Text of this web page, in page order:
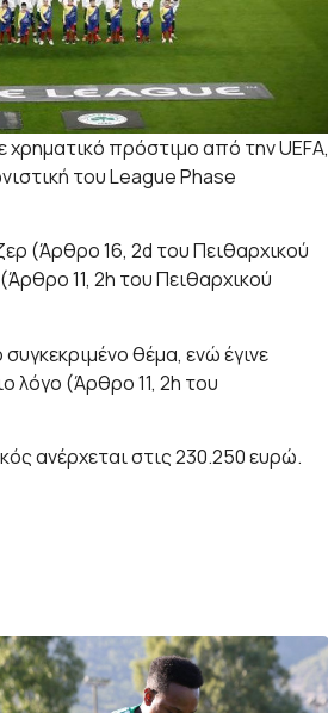
πρόστιμο από την UEFA,
του League Phase
(Άρθρο 16, 2d του Πειθαρχικού
11, 2h του Πειθαρχικού
θέμα, ενώ έγινε
λόγο (Άρθρο 11, 2h του
ανέρχεται στις 230.250 ευρώ.